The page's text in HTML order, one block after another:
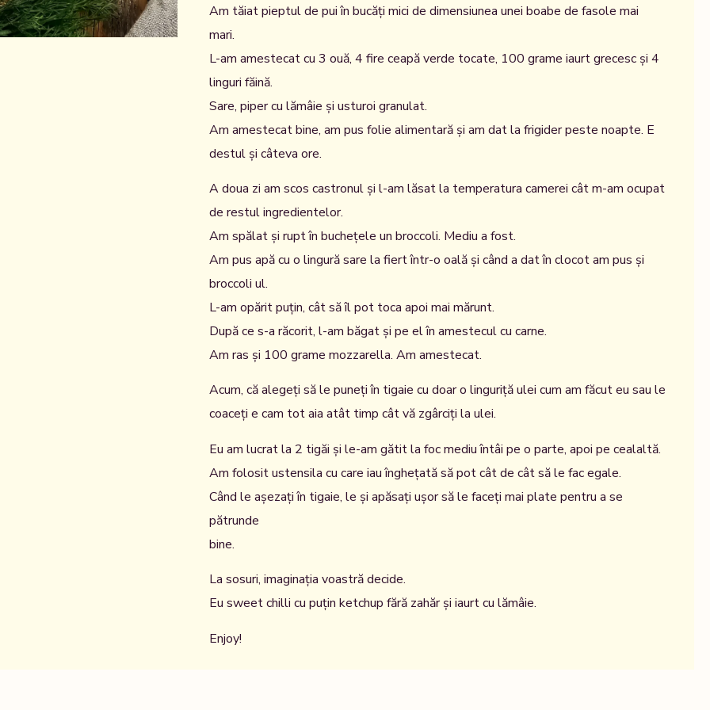
Am tăiat pieptul de pui în bucăți mici de dimensiunea unei boabe de fasole mai
mari.
L-am amestecat cu 3 ouă, 4 fire ceapă verde tocate, 100 grame iaurt grecesc și 4
linguri făină.
Sare, piper cu lămâie și usturoi granulat.
Am amestecat bine, am pus folie alimentară și am dat la frigider peste noapte. E
destul și câteva ore.
A doua zi am scos castronul și l-am lăsat la temperatura camerei cât m-am ocupat
de restul ingredientelor.
Am spălat și rupt în buchețele un broccoli. Mediu a fost.
Am pus apă cu o lingură sare la fiert într-o oală și când a dat în clocot am pus și
broccoli ul.
L-am opărit puțin, cât să îl pot toca apoi mai mărunt.
După ce s-a răcorit, l-am băgat și pe el în amestecul cu carne.
Am ras și 100 grame mozzarella. Am amestecat.
Acum, că alegeți să le puneți în tigaie cu doar o linguriță ulei cum am făcut eu sau le
coaceți e cam tot aia atât timp cât vă zgârciți la ulei.
Eu am lucrat la 2 tigăi și le-am gătit la foc mediu întâi pe o parte, apoi pe cealaltă.
Am folosit ustensila cu care iau înghețată să pot cât de cât să le fac egale.
Când le așezați în tigaie, le și apăsați ușor să le faceți mai plate pentru a se
pătrunde
bine.
La sosuri, imaginația voastră decide.
Eu sweet chilli cu puțin ketchup fără zahăr și iaurt cu lămâie.
Enjoy!